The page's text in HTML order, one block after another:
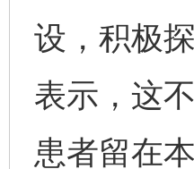
设，积极
表示，这
患者留在